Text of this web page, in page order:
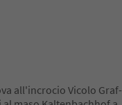
all'incrocio Vicolo Graf-